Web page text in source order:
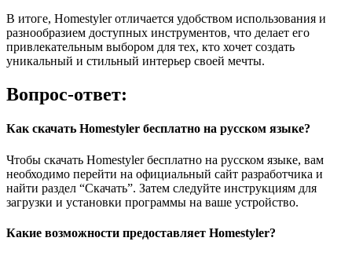
В итоге, Homestyler отличается удобством использования и
разнообразием доступных инструментов, что делает его
привлекательным выбором для тех, кто хочет создать
уникальный и стильный интерьер своей мечты.
Вопрос-ответ:
Как скачать Homestyler бесплатно на русском языке?
Чтобы скачать Homestyler бесплатно на русском языке, вам
необходимо перейти на официальный сайт разработчика и
найти раздел “Скачать”. Затем следуйте инструкциям для
загрузки и установки программы на ваше устройство.
Какие возможности предоставляет Homestyler?